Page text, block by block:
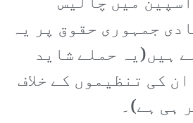
جمہوری حقوق پر یہ
ہیں(یہ حملے شاید
کی تنظیموں کے خلاف
ہی ہے)۔